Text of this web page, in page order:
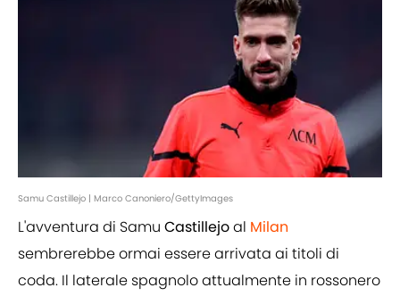
Samu Castillejo | Marco Canoniero/GettyImages
L'avventura di Samu Castillejoal Milan
sembrerebbe ormai essere arrivata ai titoli di
coda. Il laterale spagnolo attualmente in rossonero